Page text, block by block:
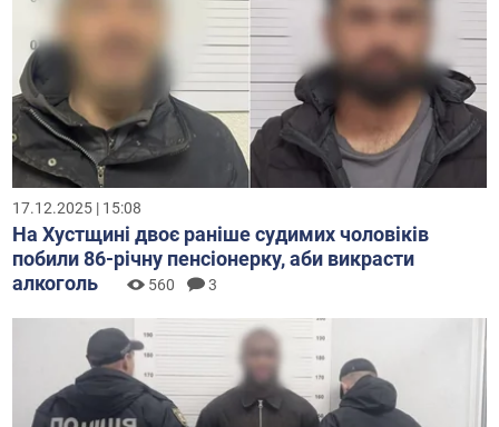
17.12.2025 | 15:08
На Хустщині двоє раніше судимих чоловіків
побили 86-річну пенсіонерку, аби викрасти
алкоголь
560 3